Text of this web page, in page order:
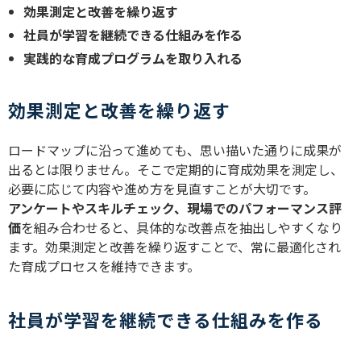
効果測定と改善を繰り返す
社員が学習を継続できる仕組みを作る
実践的な育成プログラムを取り入れる
効果測定と改善を繰り返す
ロードマップに沿って進めても、思い描いた通りに成果が
出るとは限りません。そこで定期的に育成効果を測定し、
必要に応じて内容や進め方を見直すことが大切です。
アンケートやスキルチェック、現場でのパフォーマンス評
価を組み合わせると、具体的な改善点を抽出しやすくなり
ます。効果測定と改善を繰り返すことで、常に最適化され
た育成プロセスを維持できます。
社員が学習を継続できる仕組みを作る